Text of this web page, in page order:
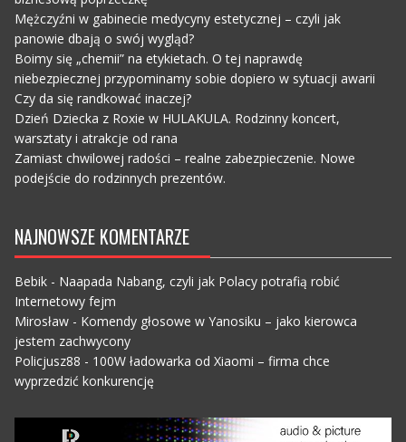
Mężczyźni w gabinecie medycyny estetycznej – czyli jak
panowie dbają o swój wygląd?
Boimy się „chemii” na etykietach. O tej naprawdę
niebezpiecznej przypominamy sobie dopiero w sytuacji awarii
Czy da się randkować inaczej?
Dzień Dziecka z Roxie w HULAKULA. Rodzinny koncert,
warsztaty i atrakcje od rana
Zamiast chwilowej radości – realne zabezpieczenie. Nowe
podejście do rodzinnych prezentów.
NAJNOWSZE KOMENTARZE
Bebik- Naapada Nabang, czyli jak Polacy potrafią robić
Internetowy fejm
Mirosław- Komendy głosowe w Yanosiku – jako kierowca
jestem zachwycony
Policjusz88 - 100W ładowarka od Xiaomi – firma chce
wyprzedzić konkurencję